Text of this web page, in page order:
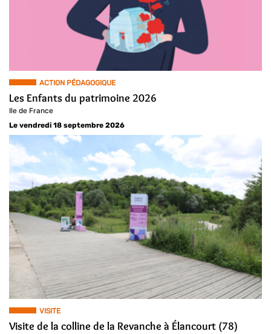
ACTION PÉDAGOGIQUE
Les Enfants du patrimoine 2026
Ile de France
Le vendredi 18 septembre 2026
VISITE
Visite de la colline de la Revanche à Élancourt (78)